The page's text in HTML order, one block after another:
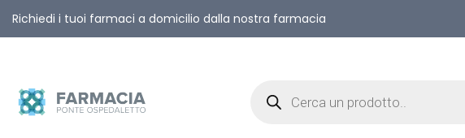
Richiedi i tuoi farmaci a domicilio dalla nostra farmacia